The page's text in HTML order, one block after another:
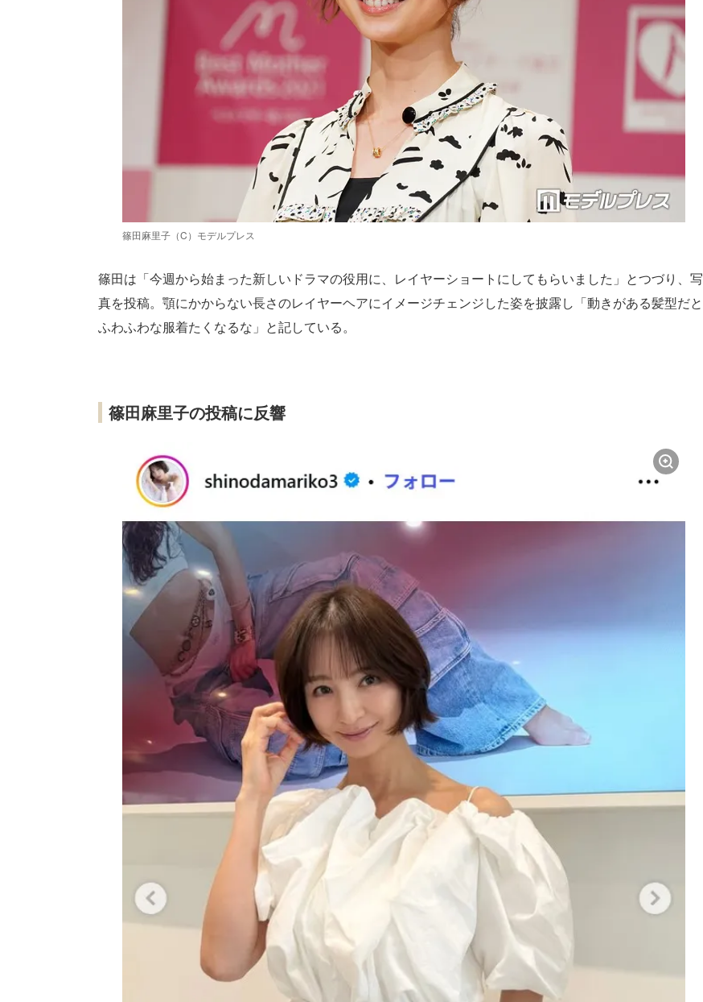
篠田麻里子（C）モデルプレス
篠田は「今週から始まった新しいドラマの役用に、レイヤーショートにしてもらいました」とつづり、写
真を投稿。顎にかからない長さのレイヤーヘアにイメージチェンジした姿を披露し「動きがある髪型だと
ふわふわな服着たくなるな」と記している。
篠田麻里子の投稿に反響